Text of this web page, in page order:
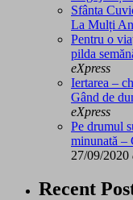
Sfânta
La Mulți
Pentru o
pilda
eXpress
Iertarea –
Gând de
eXpress
Pe drumul
minunată –
27/09/2020
Recent